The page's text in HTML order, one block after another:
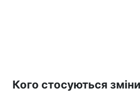
Кого стосуються зміни